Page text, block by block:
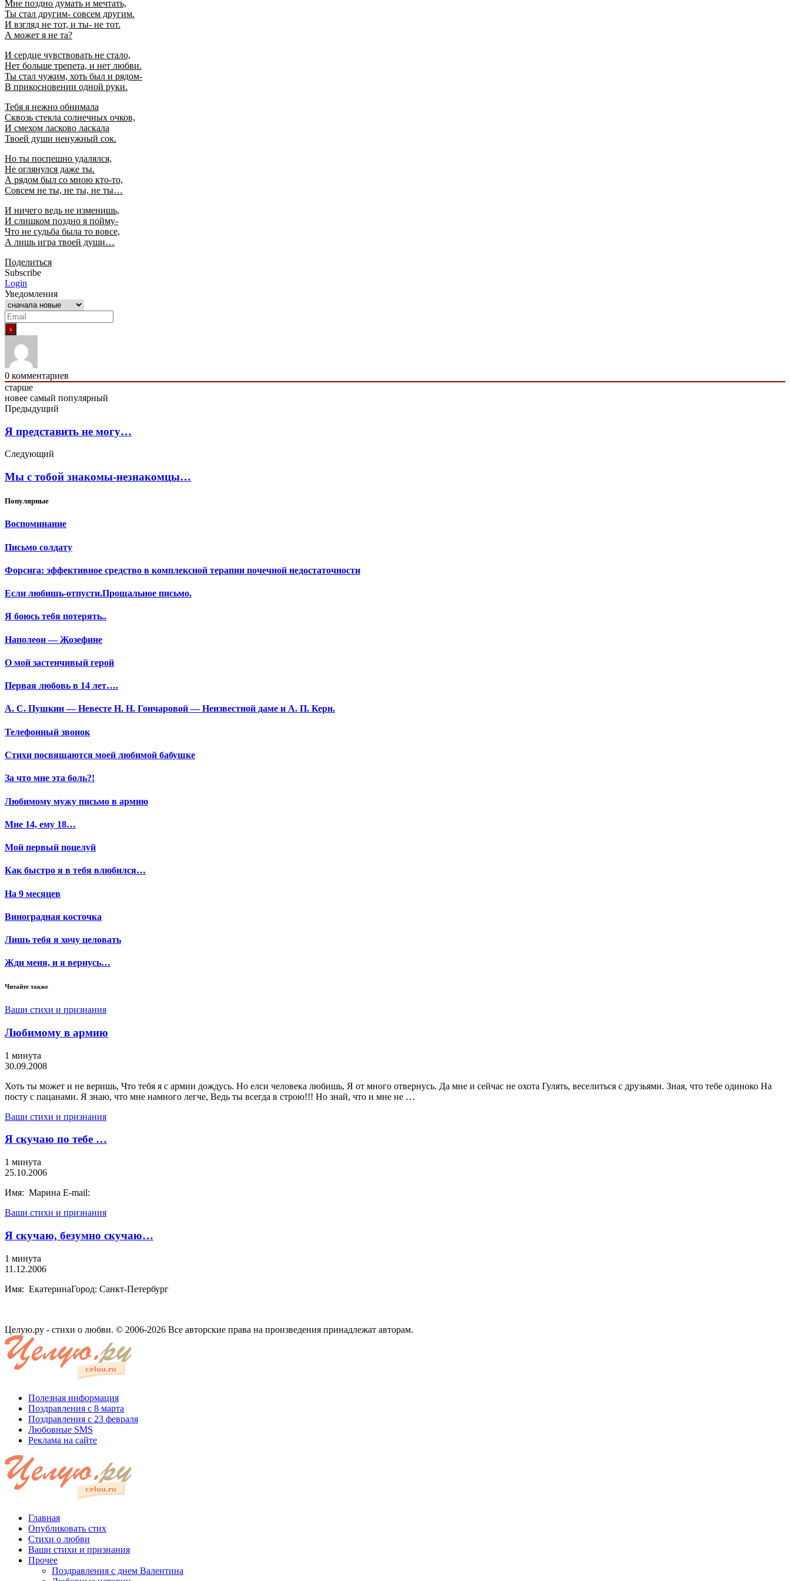
Мне поздно думать и мечтать,
Ты стал другим- совсем другим.
И взгляд не тот, и ты- не тот.
А может я не та?
И сердце чувствовать не стало,
Нет больше трепета, и нет любви.
Ты стал чужим, хоть был и рядом-
В прикосновении одной руки.
Тебя я нежно обнимала
Сквозь стекла солнечных очков,
И смехом ласково ласкала
Твоей души ненужный сок.
Но ты поспешно удалялся,
Не оглянулся даже ты.
А рядом был со мною кто-то,
Совсем не ты, не ты, не ты…
И ничего ведь не изменишь,
И слишком поздно я пойму-
Что не судьба была то вовсе,
А лишь игра твоей души…
Поделиться
Subscribe
Login
Уведомления
0 комментариев
старше
новее самый популярный
Предыдущий
Я представить не могу…
Следующий
Мы с тобой знакомы-незнакомцы…
Популярные
Воспоминание
Письмо солдату
Форсига: эффективное средство в комплексной терапии почечной недостаточности
Если любишь-отпусти.Прощальное письмо.
Я боюсь тебя потерять..
Наполеон — Жозефине
О мой застенчивый герой
Первая любовь в 14 лет….
А. С. Пушкин — Невесте Н. Н. Гончаровой — Неизвестной даме и А. П. Керн.
Телефонный звонок
Стихи посвящаются моей любимой бабушке
За что мне эта боль?!
Любимому мужу письмо в армию
Мне 14, ему 18…
Мой первый поцелуй
Как быстро я в тебя влюбился…
На 9 месяцев
Виноградная косточка
Лишь тебя я хочу целовать
Жди меня, и я вернусь…
Читайте также
Ваши стихи и признания
Любимому в армию
1 минута
30.09.2008
Хоть ты может и не веришь, Что тебя я с армии дождусь. Но елси человека любишь, Я от много отвернусь. Да мне и сейчас не охота Гулять, веселиться с друзьями. Зная, что тебе одиноко На
посту с пацанами. Я знаю, что мне намного легче, Ведь ты всегда в строю!!! Но знай, что и мне не …
Ваши стихи и признания
Я скучаю по тебе …
1 минута
25.10.2006
Имя: Марина E-mail:
Ваши стихи и признания
Я скучаю, безумно скучаю…
1 минута
11.12.2006
Имя: ЕкатеринаГород: Санкт-Петербург
Целую.ру - стихи о любви. © 2006-2026 Все авторские права на произведения принадлежат авторам.
Полезная информация
Поздравления с 8 марта
Поздравления с 23 февраля
Любовные SMS
Реклама на сайте
Главная
Опубликовать стих
Стихи о любви
Ваши стихи и признания
Прочее
Поздравления с днем Валентина